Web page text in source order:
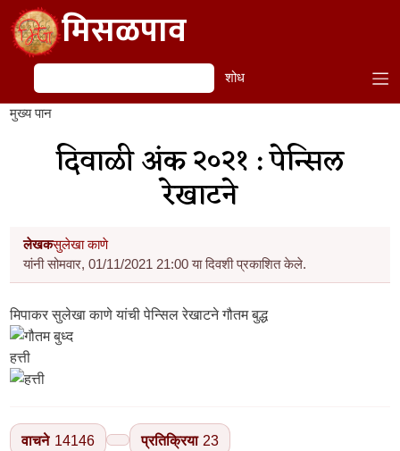
Skip to main contentमिसळपाव
शोध शोध
मुख्य पान
दिवाळी अंक २०२१ : पेन्सिल
रेखाटने
लेखकसुलेखा काणे
यांनी सोमवार, 01/11/2021 21:00 या दिवशी प्रकाशित केले.
मिपाकरसुलेखा काणेयांची पेन्सिल रेखाटने गौतम बुद्ध
हत्ती
वाचने 14146 प्रतिक्रिया 23